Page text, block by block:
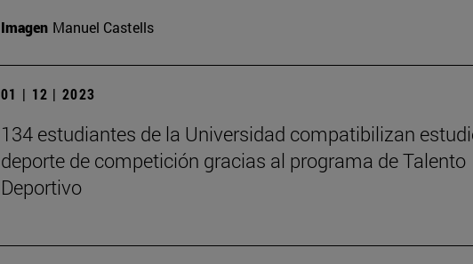
Imagen Manuel Castells
01 | 12 | 2023
134 estudiantes de la Universidad compatibilizan
deporte de competición gracias al programa de Talento
Deportivo